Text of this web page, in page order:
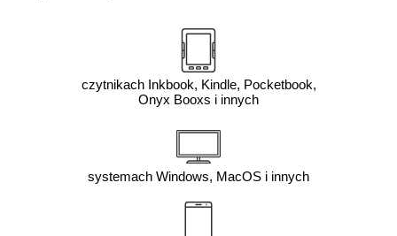
czytnikach Inkbook, Kindle, Pocketbook,
Onyx Booxs i innych
systemach Windows, MacOS i innych